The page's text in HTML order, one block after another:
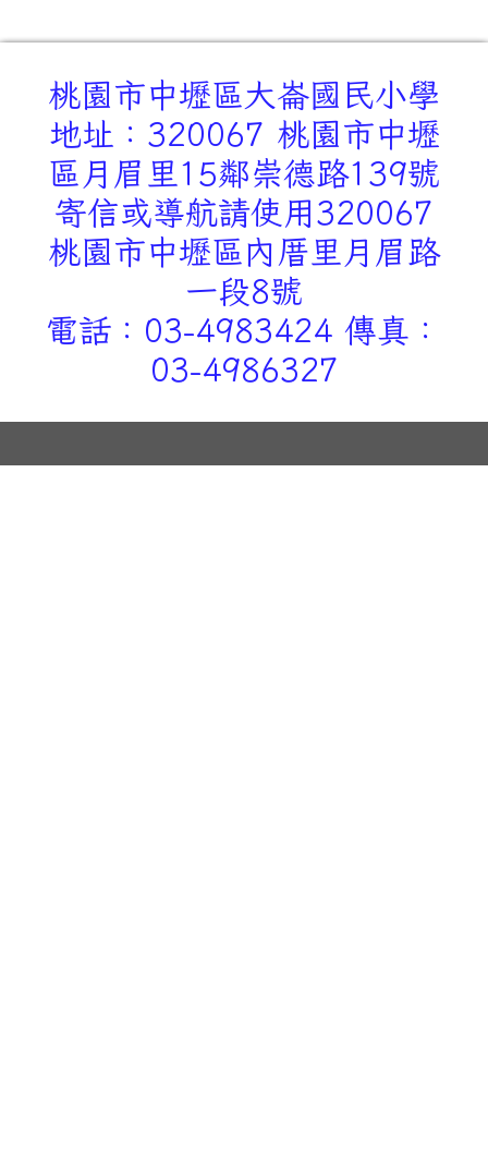
桃園市中壢區大崙國民小學
地址：320067 桃園市中壢
區月眉里15鄰崇德路139號
寄信或導航請使用320067
桃園市中壢區內厝里月眉路
一段8號
電話：03-4983424 傳真：
03-4986327